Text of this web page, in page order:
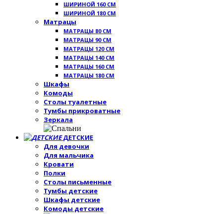
ШИРИНОЙ 160 СМ
ШИРИНОЙ 180 СМ
Матрацы
МАТРАЦЫ 80 СМ
МАТРАЦЫ 90 СМ
МАТРАЦЫ 120 СМ
МАТРАЦЫ 140 СМ
МАТРАЦЫ 160 СМ
МАТРАЦЫ 180 СМ
Шкафы
Комоды
Столы туалетные
Тумбы прикроватные
Зеркала
ДЕТСКИЕ
Для девочки
Для мальчика
Кровати
Полки
Столы письменные
Тумбы детские
Шкафы детские
Комоды детские